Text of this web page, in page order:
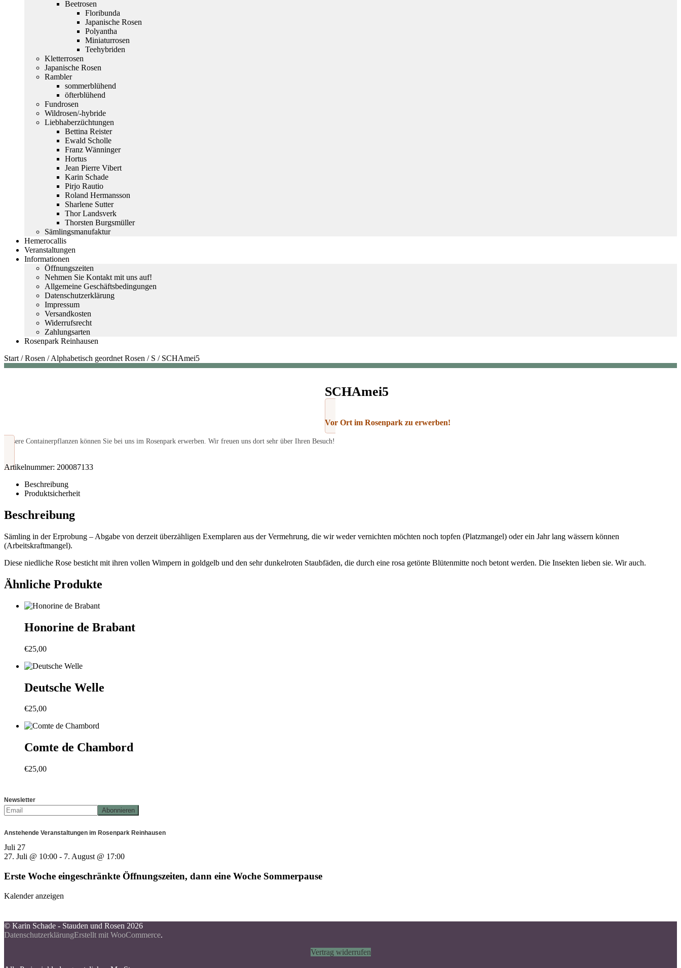
Beetrosen
Floribunda
Japanische Rosen
Polyantha
Miniaturrosen
Teehybriden
Kletterrosen
Japanische Rosen
Rambler
sommerblühend
öfterblühend
Fundrosen
Wildrosen/-hybride
Liebhaberzüchtungen
Bettina Reister
Ewald Scholle
Franz Wänninger
Hortus
Jean Pierre Vibert
Karin Schade
Pirjo Rautio
Roland Hermansson
Sharlene Sutter
Thor Landsverk
Thorsten Burgsmüller
Sämlingsmanufaktur
Hemerocallis
Veranstaltungen
Informationen
Öffnungszeiten
Nehmen Sie Kontakt mit uns auf!
Allgemeine Geschäftsbedingungen
Datenschutzerklärung
Impressum
Versandkosten
Widerrufsrecht
Zahlungsarten
Rosenpark Reinhausen
Start /Rosen /Alphabetisch geordnet Rosen / S / SCHAmei5
SCHAmei5
Vor Ort im Rosenpark zu erwerben!
Unsere Containerpflanzen können Sie bei uns im Rosenpark erwerben. Wir freuen uns dort sehr über Ihren Besuch!
Artikelnummer: 200087133
Beschreibung
Produktsicherheit
Beschreibung
Sämling in der Erprobung – Abgabe von derzeit überzähligen Exemplaren aus der Vermehrung, die wir weder vernichten möchten noch topfen (Platzmangel) oder ein Jahr lang wässern können
(Arbeitskraftmangel).
Diese niedliche Rose besticht mit ihren vollen Wimpern in goldgelb und den sehr dunkelroten Staubfäden, die durch eine rosa getönte Blütenmitte noch betont werden. Die Insekten lieben sie. Wir auch.
Ähnliche Produkte
Honorine de Brabant
€25,00
Deutsche Welle
€25,00
Comte de Chambord
€25,00
Newsletter
Anstehende Veranstaltungen im Rosenpark Reinhausen
Juli 27
27. Juli @ 10:00 - 7. August @ 17:00
Erste Woche eingeschränkte Öffnungszeiten, dann eine Woche Sommerpause
Kalender anzeigen
© Karin Schade - Stauden und Rosen 2026
DatenschutzerklärungErstellt mit WooCommerce.
Vertrag widerrufen